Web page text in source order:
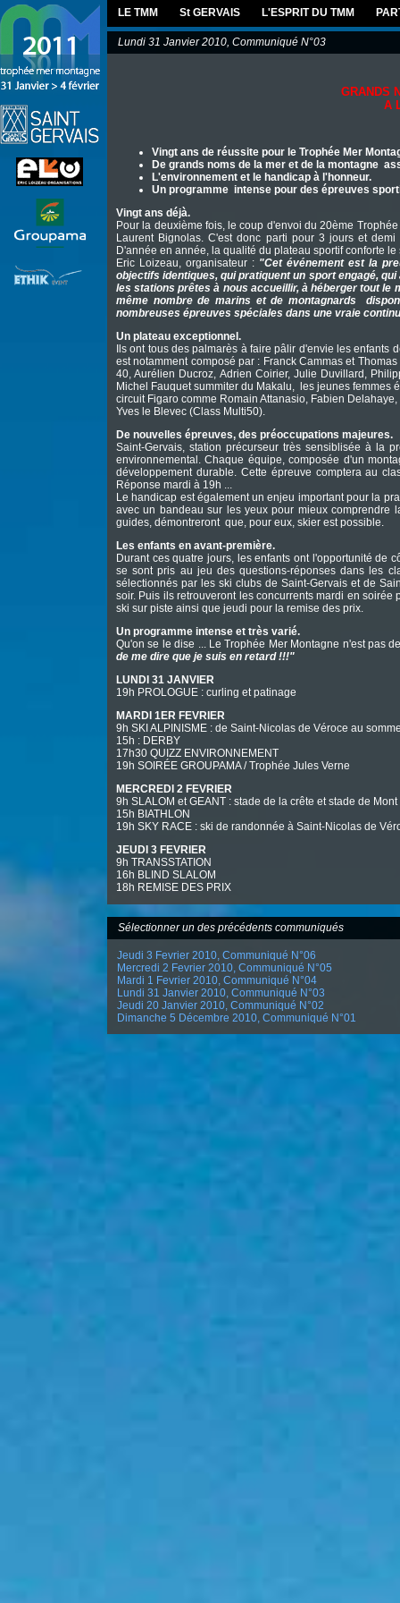
Lundi 31 Janvier 2010, Communiqué N°03
GRANDS
A
Vingt ans de réussite pour le Trophée Mer
De grands noms de la mer et de la montagne
L'environnement et le handicap à l'honneur.
Un programme intense pour des épreuves
Vingt ans déjà.
Pour la deuxième fois, le coup d'envoi du 20ème
Laurent Bignolas. C'est donc parti pour 3 jours et
D'année en année, la qualité du plateau sportif conforte
Eric Loizeau, organisateur : "Cet événement est la
objectifs identiques, qui pratiquent un sport engagé,
les stations prêtes à nous accueillir, à héberger tout le
même nombre de marins et de montagnards
nombreuses épreuves spéciales dans une vraie
Un plateau exceptionnel.
Ils ont tous des palmarès à faire pâlir d'envie les enfants
est notamment composé par : Franck Cammas et
40, Aurélien Ducroz, Adrien Coirier, Julie Duvillard,
Michel Fauquet summiter du Makalu, les jeunes femmes
circuit Figaro comme Romain Attanasio, Fabien
Yves le Blevec (Class Multi50).
De nouvelles épreuves, des préoccupations majeures.
Saint-Gervais, station précurseur très sensiblisée à la
environnemental. Chaque équipe, composée d'un
développement durable. Cette épreuve comptera au
Réponse mardi à 19h ...
Le handicap est également un enjeu important pour la
avec un bandeau sur les yeux pour mieux comprendre
guides, démontreront que, pour eux, skier est possible.
Les enfants en avant-première.
Durant ces quatre jours, les enfants ont l'opportunité de
se sont pris au jeu des questions-réponses dans les
sélectionnés par les ski clubs de Saint-Gervais et de
soir. Puis ils retrouveront les concurrents mardi en
ski sur piste ainsi que jeudi pour la remise des prix.
Un programme intense et très varié.
Qu'on se le dise ... Le Trophée Mer Montagne n'est pas
de me dire que je suis en retard !!!"
LUNDI 31 JANVIER
19h PROLOGUE : curling et patinage
MARDI 1ER FEVRIER
9h SKI ALPINISME : de Saint-Nicolas de Véroce au
15h : DERBY
17h30 QUIZZ ENVIRONNEMENT
19h SOIRÉE GROUPAMA / Trophée Jules Verne
MERCREDI 2 FEVRIER
9h SLALOM et GEANT : stade de la crête et stade de Mont
15h BIATHLON
19h SKY RACE : ski de randonnée à Saint-Nicolas de
JEUDI 3 FEVRIER
9h TRANSSTATION
16h BLIND SLALOM
18h REMISE DES PRIX
Sélectionner un des précédents communiqués
Jeudi 3 Fevrier 2010, Communiqué N°06
Mercredi 2 Fevrier 2010, Communiqué N°05
Mardi 1 Fevrier 2010, Communiqué N°04
Lundi 31 Janvier 2010, Communiqué N°03
Jeudi 20 Janvier 2010, Communiqué N°02
Dimanche 5 Décembre 2010, Communiqué N°01
LE TMM St GERVAIS L'ESPRIT DU TMM